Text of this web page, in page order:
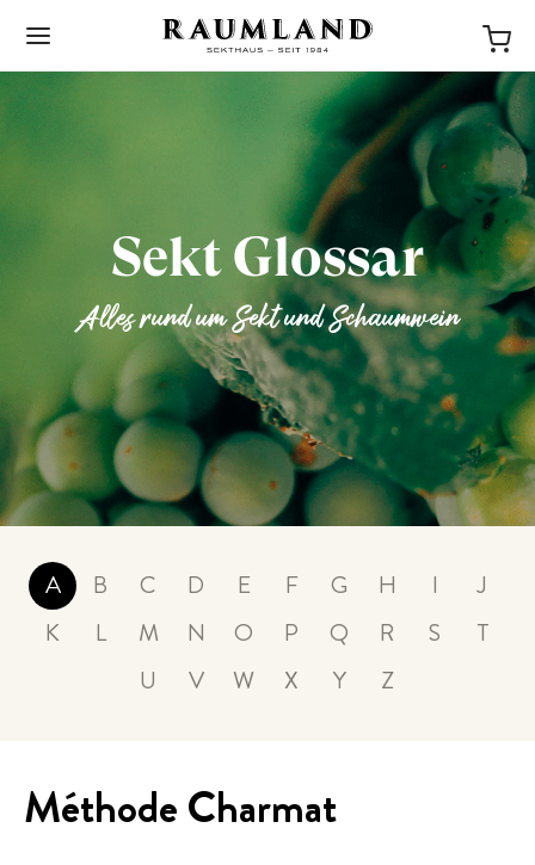
Sekt Glossar
Alles rund um Sekt und Schaumwein
A B C D E F G H I
J
K
L M N O P Q R S
T
U
V W X Y Z
Méthode Charmat
NEWS
STORIES
EVENTS